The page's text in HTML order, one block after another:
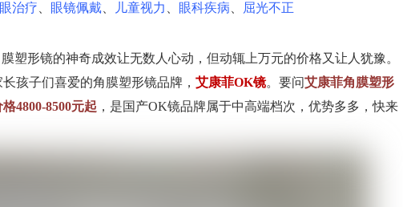
治疗 眼镜佩戴 儿童视力 眼科疾病 屈光不正
塑形镜的神奇成效让无数人心动，但动辄上万元的价格又让人犹豫。
孩子们喜爱的角膜塑形镜品牌， 艾康菲OK镜。要问艾康菲角膜塑形
4800-8500元起 ，是国产OK镜品牌属于中高端档次，优势多多，快来